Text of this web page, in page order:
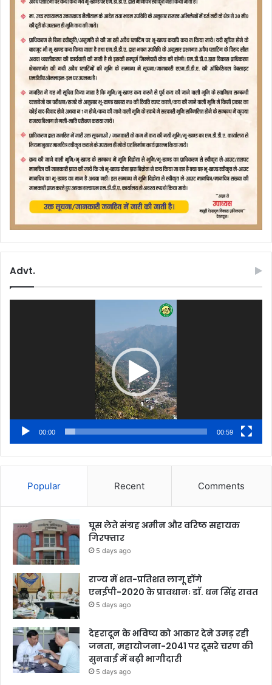
Advt.
00:00 00:59
Popular Recent Comments
घूस लेते संग्रह अमीन और वरिष्ठ सहायक
गिरफ्तार
5 days ago
राज्य में शत-प्रतिशत लागू होंगे
एनईपी-2020 के प्रावधानः डाॅ. धन सिंह रावत
5 days ago
देहरादून के भविष्य को आकार देने उमड़ रही
जनता, महायोजना-2041 पर दूसरे चरण की
सुनवाई में बढ़ी भागीदारी
5 days ago